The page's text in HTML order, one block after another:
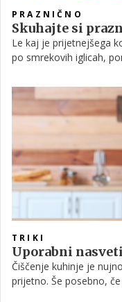
PRAZNIČNO
Skuhajte si
Le kaj je prijetnejšega
po smrekovih iglicah,
prižiganje dišeče
časa, si lahko kar na
TRIKI
Uporabni
Čiščenje kuhinje je
prijetno. Še posebno,